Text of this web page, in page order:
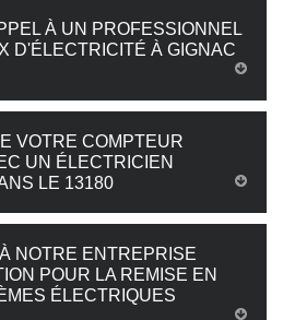
À UN PROFESSIONNEL
D'ÉLECTRICITÉ À GIGNAC
VOTRE COMPTEUR
UN ÉLECTRICIEN
LE 13180
NOTRE ENTREPRISE
POUR LA REMISE EN
ÉLECTRIQUES